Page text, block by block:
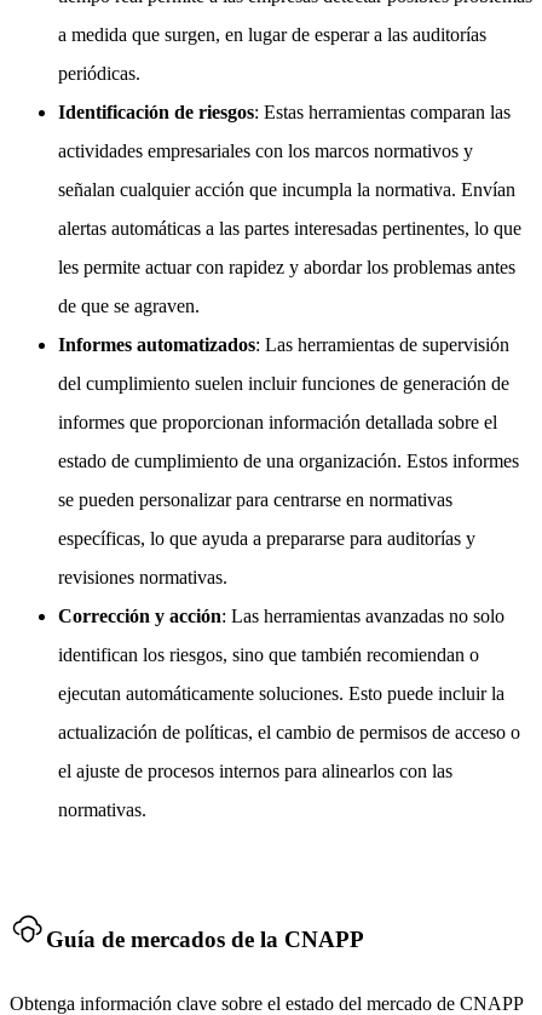
a medida que surgen, en lugar de esperar a las auditorías
periódicas.
Identificación de riesgos: Estas herramientas comparan las
actividades empresariales con los marcos normativos y
señalan cualquier acción que incumpla la normativa. Envían
alertas automáticas a las partes interesadas pertinentes, lo que
les permite actuar con rapidez y abordar los problemas antes
de que se agraven.
Informes automatizados: Las herramientas de supervisión
del cumplimiento suelen incluir funciones de generación de
informes que proporcionan información detallada sobre el
estado de cumplimiento de una organización. Estos informes
se pueden personalizar para centrarse en normativas
específicas, lo que ayuda a prepararse para auditorías y
revisiones normativas.
Corrección y acción: Las herramientas avanzadas no solo
identifican los riesgos, sino que también recomiendan o
ejecutan automáticamente soluciones. Esto puede incluir la
actualización de políticas, el cambio de permisos de acceso o
el ajuste de procesos internos para alinearlos con las
normativas.
Guía de mercados de la CNAPP
Obtenga información clave sobre el estado del mercado de CNAPP